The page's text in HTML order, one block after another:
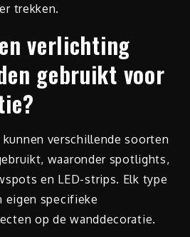
trekken.
verlichting
gebruikt voor
verschillende soorten
waaronder spotlights,
en LED-strips. Elk type
specifieke
op de wanddecoratie.